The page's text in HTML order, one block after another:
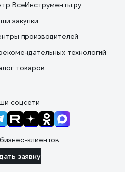
ВсеИнструменты.ру
закупки
производителей
технологий
товаров
соцсети
клиентов
заявку